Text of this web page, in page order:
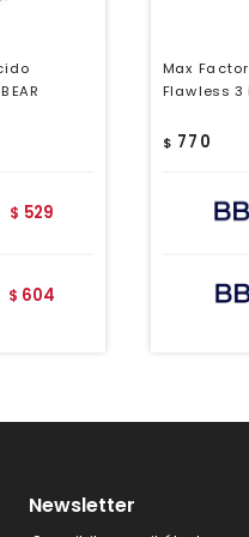
$ 529
$ 604
Max
Flawless 3
$ 770
Newsletter